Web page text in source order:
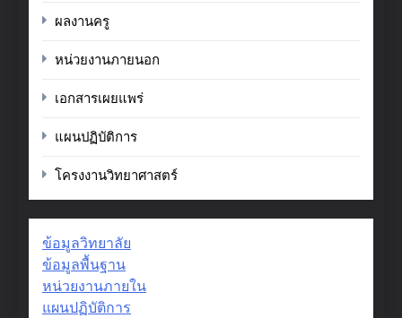
ผลงานครู
หน่วยงานภายนอก
เอกสารเผยแพร่
แผนปฏิบัติการ
โครงงานวิทยาศาสตร์
ข้อมูลวิทยาลัย
ข้อมูลพื้นฐาน
หน่วยงานภายใน
แผนปฏิบัติการ